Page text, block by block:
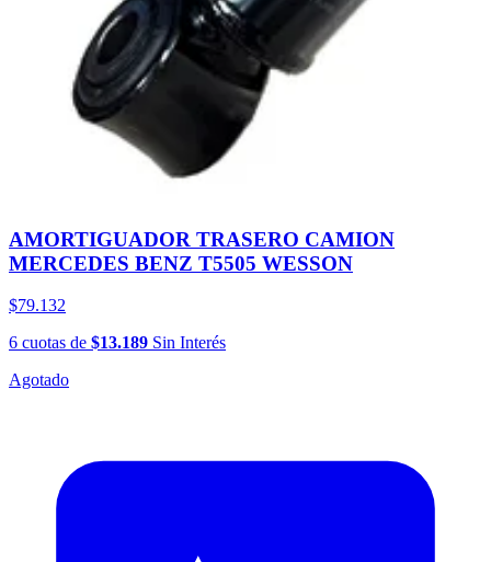
AMORTIGUADOR TRASERO CAMION
MERCEDES BENZ T5505 WESSON
$79.132
6 cuotas de $13.189 Sin Interés
Agotado